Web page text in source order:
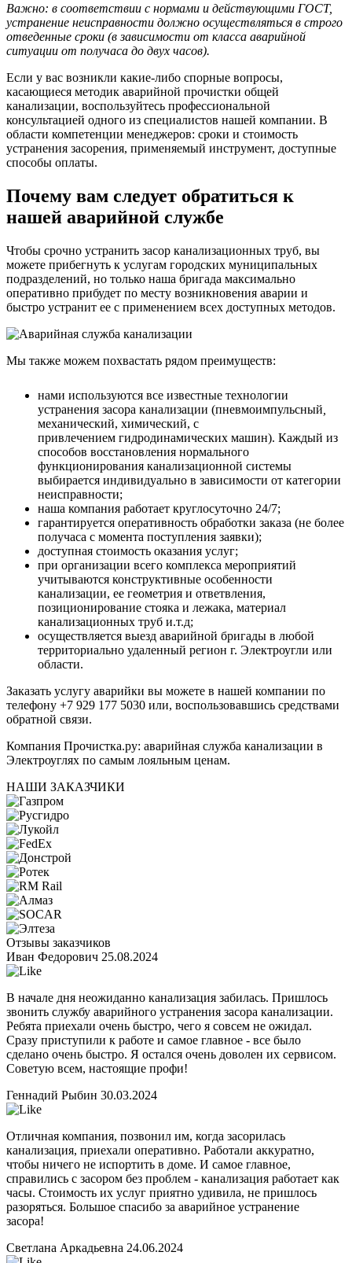
Важно: в соответствии с нормами и действующими ГОСТ,
устранение неисправности должно осуществляться в строго
отведенные сроки (в зависимости от класса аварийной
ситуации от получаса до двух часов).
Если у вас возникли какие-либо спорные вопросы,
касающиеся методик аварийной прочистки общей
канализации, воспользуйтесь профессиональной
консультацией одного из специалистов нашей компании. В
области компетенции менеджеров: сроки и стоимость
устранения засорения, применяемый инструмент, доступные
способы оплаты.
Почему вам следует обратиться к
нашей аварийной службе
Чтобы срочно устранить засор канализационных труб, вы
можете прибегнуть к услугам городских муниципальных
подразделений, но только наша бригада максимально
оперативно прибудет по месту возникновения аварии и
быстро устранит ее с применением всех доступных методов.
Мы также можем похвастать рядом преимуществ:
нами используются все известные технологии
устранения засора канализации (пневмоимпульсный
механический, химический, с
привлечением гидродинамических машин). Каждый из
способов восстановления нормального
функционирования канализационной системы
выбирается индивидуально в зависимости от категории
неисправности;
наша компания работает круглосуточно 24/7;
гарантируется оперативность обработки заказа (не более
получаса с момента поступления заявки);
доступная стоимость оказания услуг;
при организации всего комплекса мероприятий
учитываются конструктивные особенности
канализации, ее геометрия и ответвления,
позиционирование стояка и лежака, материал
канализационных труб и.т.д;
осуществляется выезд аварийной бригады в любой
территориально удаленный регион г. Электроугли или
области.
Заказать услугу аварийки вы можете в нашей компании по
телефону +7 929 177 5030 или, воспользовавшись средствами
обратной связи.
Компания Прочистка.ру: аварийная служба канализации в
Электроуглях по самым лояльным ценам.
НАШИ ЗАКАЗЧИКИ
Отзывы заказчиков
Иван Федорович 25.08.2024
В начале дня неожиданно канализация забилась. Пришлось
звонить службу аварийного устранения засора канализации.
Ребята приехали очень быстро, чего я совсем не ожидал.
Сразу приступили к работе и самое главное - все было
сделано очень быстро. Я остался очень доволен их сервисом.
Советую всем, настоящие профи!
Геннадий Рыбин 30.03.2024
Отличная компания, позвонил им, когда засорилась
канализация, приехали оперативно. Работали аккуратно,
чтобы ничего не испортить в доме. И самое главное,
справились с засором без проблем - канализация работает как
часы. Стоимость их услуг приятно удивила, не пришлось
разоряться. Большое спасибо за аварийное устранение
засора!
Светлана Аркадьевна 24.06.2024